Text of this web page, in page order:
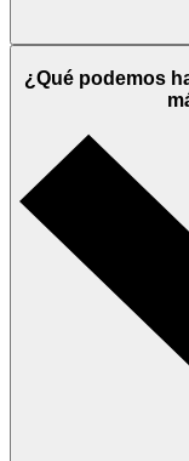
¿Qué podemos